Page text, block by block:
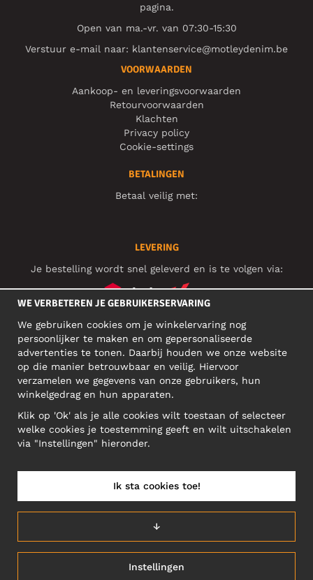
pagina.
Open van ma.-vr. van 07:30-15:30
Verstuur e-mail naar: klantenservice@motleydenim.be
VOORWAARDEN
Aankoop- en leveringsvoorwaarden
Retourvoorwaarden
Klachten
Privacy policy
Cookie-settings
BETALINGEN
Betaal veilig met:
LEVERING
Je bestelling wordt snel geleverd en is te volgen via:
SOCIAL MEDIA
ZAKELIJK ADRES
Narva mnt 5, EE-10117 Tallinn
Reg: 12356245
BELGIUM/NEDERLANDS (BE)
WE VERBETEREN JE GEBRUIKERSERVARING
We gebruiken cookies om je winkelervaring nog
persoonlijker te maken en om gepersonaliseerde
advertenties te tonen. Daarbij houden we onze website
op die manier betrouwbaar en veilig. Hiervoor
verzamelen we gegevens van onze gebruikers, hun
winkelgedrag en hun apparaten.
Klik op 'Ok' als je alle cookies wilt toestaan of selecteer
welke cookies je toestemming geeft en wilt uitschakelen
via "Instellingen" hieronder.
Instellingen
↓
Ik sta cookies toe!